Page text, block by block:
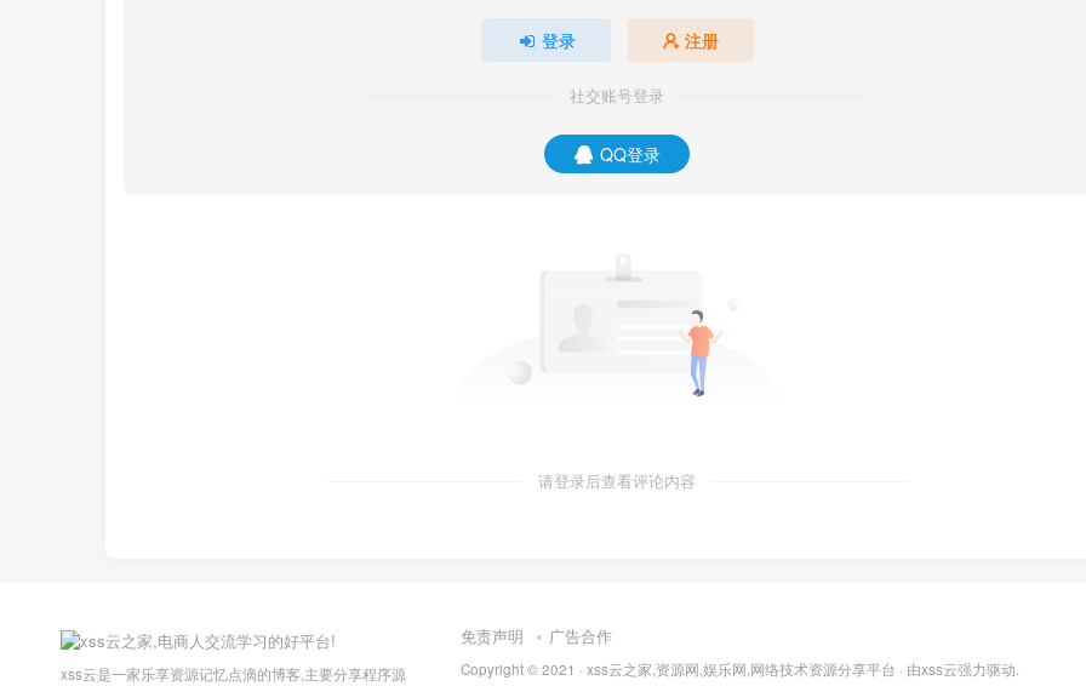
登录 注册
社交账号登录
QQ登录
请登录后查看评论内容
xss云是一家乐享资源记忆点滴的博客,主要分享程序源
免责声明 广告合作
Copyright © 2021 · xss云之家,资源网,娱乐网,网络技术资源分享平台 · 由xss云强力驱动.